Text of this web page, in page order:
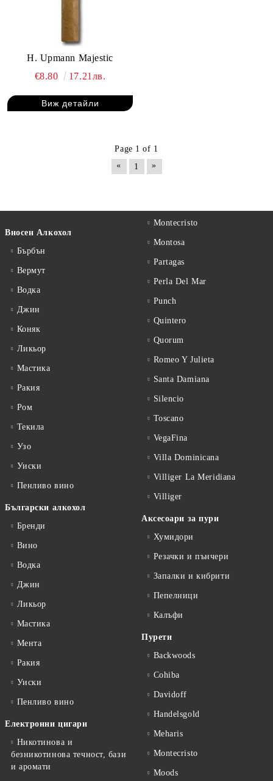
H. Upmann Majestic
€8.80
17.21лв.
Виж детайли
Page 1 of 1
«
1 »
Вносен Алкохол
Бърбън
Вермут
Водка
Джин
Коняк
Ликьор
Мастика
Ракия
Ром
Текила
Узо
Уиски
Пенливо вино
Български алкохол
Бренди
Вино
Водка
Джин
Ликьор
Мастика
Мента
Ракия
Уиски
Пенливо вино
Електронни цигари
Никотинова и
безникотинова течност, бази
и аромати
Montecristo
Montosa
Partagas
Perla Del Mar
Punch
Quintero
Quorum
Romeo Y Julieta
Santa Damiana
Silencio
Toscano
VegaFina
Villa Dominicana
Villiger La Meridiana
Villiger
Аксесоари за пури
Хумидори
Резачки и пънчери
Запалки и кибрити
Пепелници
Калъфи
Пурети
Backwoods
Cohiba
Davidoff
Handelsgold
Meharis
Montecristo
Moods